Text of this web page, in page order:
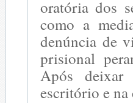
oratória dos
como a
denúncia de
prisional
Após deixar
escritório e